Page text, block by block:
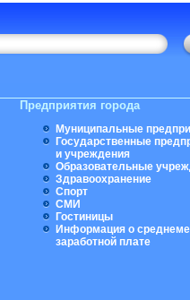
Предприятия города
Муниципальные
Государственные
и учреждения
Образовательные
Здравоохранение
Спорт
СМИ
Гостиницы
Информация о
заработной плате